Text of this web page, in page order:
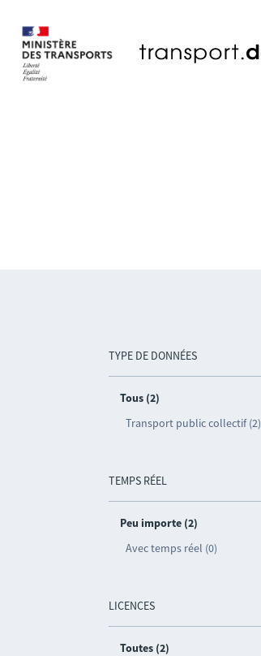
TYPE DE DONNÉES
Tous (2)
Transport public collectif (2)
TEMPS RÉEL
Peu importe (2)
Avec temps réel (0)
LICENCES
Toutes (2)